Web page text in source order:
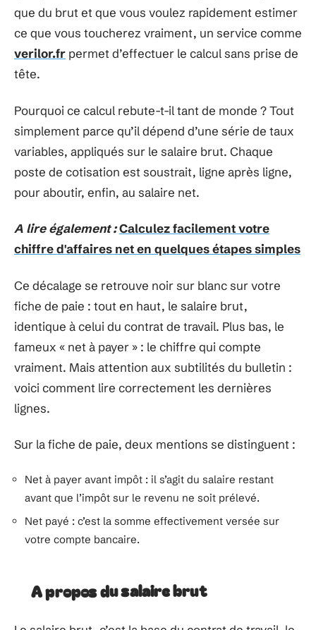
que du brut et que vous voulez rapidement estimer
ce que vous toucherez vraiment, un service comme
verilor.fr permet d’effectuer le calcul sans prise de
tête.
Pourquoi ce calcul rebute-t-il tant de monde ? Tout
simplement parce qu’il dépend d’une série de taux
variables, appliqués sur le salaire brut. Chaque
poste de cotisation est soustrait, ligne après ligne,
pour aboutir, enfin, au salaire net.
A lire également :Calculez facilement votre
chiffre d'affaires net en quelques étapes simples
Ce décalage se retrouve noir sur blanc sur votre
fiche de paie : tout en haut, le salaire brut,
identique à celui du contrat de travail. Plus bas, le
fameux « net à payer » : le chiffre qui compte
vraiment. Mais attention aux subtilités du bulletin :
voici comment lire correctement les dernières
lignes.
Sur la fiche de paie, deux mentions se distinguent :
Net à payer avant impôt : il s’agit du salaire restant
avant que l’impôt sur le revenu ne soit prélevé.
Net payé : c’est la somme effectivement versée sur
votre compte bancaire.
A propos du salaire brut